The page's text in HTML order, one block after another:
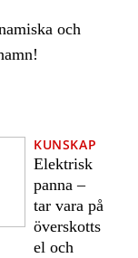
och
KUNSKAP
Elektrisk
panna –
tar vara på
överskotts
el och